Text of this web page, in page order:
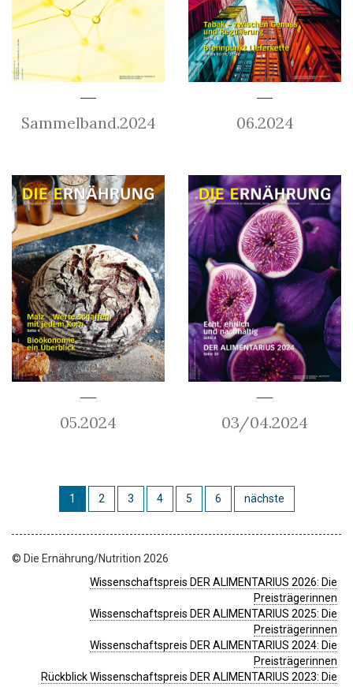
Sammelband.2024 06.2024
05.2024 03/04.2024
1 2 3 4 5 6 nächste
© Die Ernährung/Nutrition 2026
Wissenschaftspreis DER ALIMENTARIUS 2026: Die
Preisträgerinnen
Wissenschaftspreis DER ALIMENTARIUS 2025: Die
Preisträgerinnen
Wissenschaftspreis DER ALIMENTARIUS 2024: Die
Preisträgerinnen
Rückblick Wissenschaftspreis DER ALIMENTARIUS 2023: Die